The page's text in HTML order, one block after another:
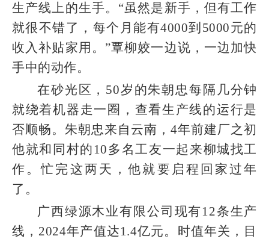
生产线上的生手。“虽然是新手，但有工作
就很不错了，每个月能有4000到5000元的
收入补贴家用。”覃柳姣一边说，一边加快
手中的动作。
在砂光区，50岁的朱朝忠每隔几分钟
就绕着机器走一圈，查看生产线的运行是
否顺畅。朱朝忠来自云南，4年前建厂之初
他就和同村的10多名工友一起来柳城找工
作。忙完这两天，他就要启程回家过年
了。
广西绿源木业有限公司现有12条生产
线，2024年产值达1.4亿元。时值年关，目